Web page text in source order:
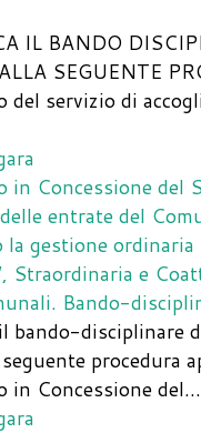
IL BANDO
SEGUENTE
del servizio di
in Concessione del
delle entrate del
la gestione ordinaria
Straordinaria e
Bando-
bando-disciplinare
procedura
in Concessione del…